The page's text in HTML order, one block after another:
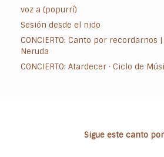
voz a (popurrí)
Sesión desde el nido
CONCIERTO: Canto por recordarnos
Neruda
CONCIERTO: Atardecer · Ciclo de
Sigue este canto